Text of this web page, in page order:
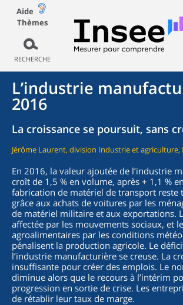
Aide
Thèmes
RECHERCHE
L’industrie
2016
La croissance se poursuit, sans
Jérôme Laurent, division Industrie et agriculture,
En 2016, la valeur ajoutée de l’industrie
croît de 1,5 % en volume, après + 1,1 %
fabrication de matériel de transport reste
grâce aux achats de voitures par les
de matériel militaire et aux exportations.
affectée par les mouvements sociaux, et
agroalimentaires par les conditions
pénalisent la production agricole. Le
l’industrie manufacturière se creuse. La
insuffisante pour créer des emplois. Le
diminue alors que le recours à l’intérim
progression en sortie de crise. Les
de rétablir leur taux de marge.